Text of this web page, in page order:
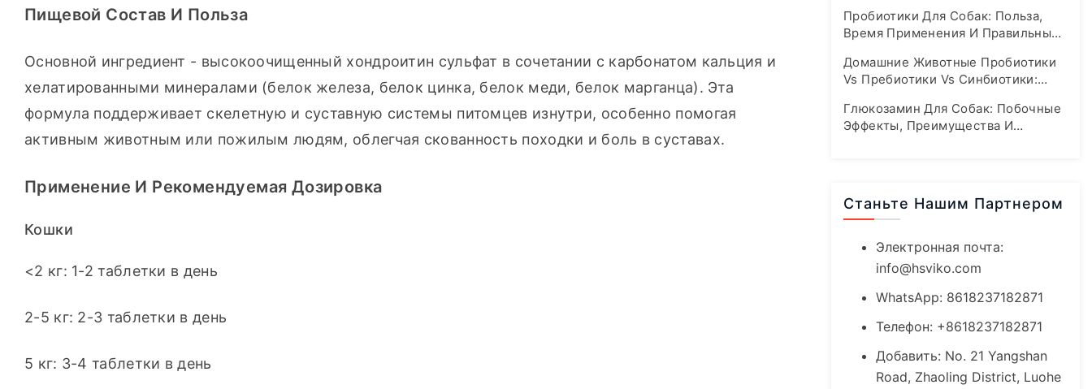
Пищевой Состав И Польза
Основной ингредиент - высокоочищенный хондроитин сульфат в сочетании с карбонатом кальция и
хелатированными минералами (белок железа, белок цинка, белок меди, белок марганца). Эта
формула поддерживает скелетную и суставную системы питомцев изнутри, особенно помогая
активным животным или пожилым людям, облегчая скованность походки и боль в суставах.
Применение И Рекомендуемая Дозировка
Кошки
<2 кг: 1-2 таблетки в день
2-5 кг: 2-3 таблетки в день
5 кг: 3-4 таблетки в день
Пробиотики Для Собак: Польза,
Время Применения И Правильные
Домашние Животные Пробиотики
Vs Пребиотики Vs Синбиотики:
Кишечника
Глюкозамин Для Собак: Побочные
Эффекты, Преимущества И
Станьте Нашим Партнером
Электронная почта:
info@hsviko.com
WhatsApp: 8618237182871
Телефон: +8618237182871
Добавить: No. 21 Yangshan
Road, Zhaoling District, Luohe